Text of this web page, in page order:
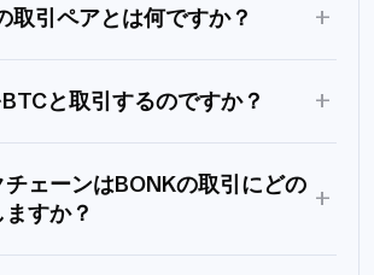
取引ペアとは何ですか？ +
と取引するのですか？ +
ェーンはBONKの取引にどの
すか？
+